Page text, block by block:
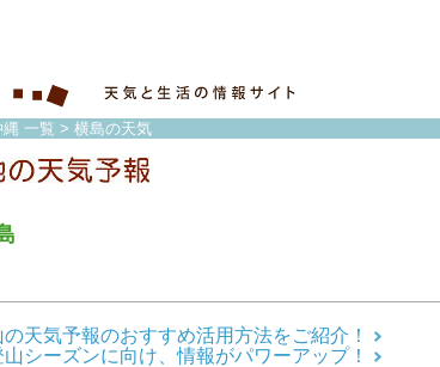
一覧 > 横島の天気
天気予報のおすすめ活用方法をご紹介！
シーズンに向け、情報がパワーアップ！